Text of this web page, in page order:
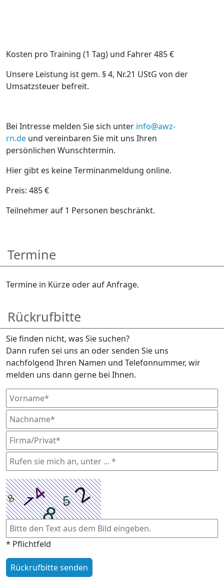
Kosten pro Training (1 Tag) und Fahrer 485 €
Unsere Leistung ist gem. § 4, Nr.21 UStG von der
Umsatzsteuer befreit.
Bei Intresse melden Sie sich unter info@awz-
rn.de und vereinbaren Sie mit uns Ihren
persönlichen Wunschtermin.
Hier gibt es keine Terminanmeldung online.
Preis: 485 €
Teilnehmer auf 1 Personen beschränkt.
Termine
Termine in Kürze oder auf Anfrage.
Rückrufbitte
Sie finden nicht, was Sie suchen?
Dann rufen sei uns an oder senden Sie uns
nachfolgend Ihren Namen und Telefonnummer, wir
melden uns dann gerne bei Ihnen.
* Pflichtfeld